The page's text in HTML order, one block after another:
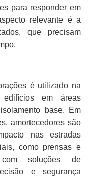
para responder em
relevante é a
que precisam
é utilizado na
em áreas
base. Em
amortecedores são
nas estradas
como prensas e
com soluções de
e segurança